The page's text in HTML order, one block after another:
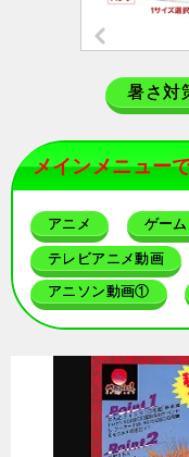
暑さ対
メインメニュー
アニメ ゲーム
テレビアニメ動画
アニソン動画①